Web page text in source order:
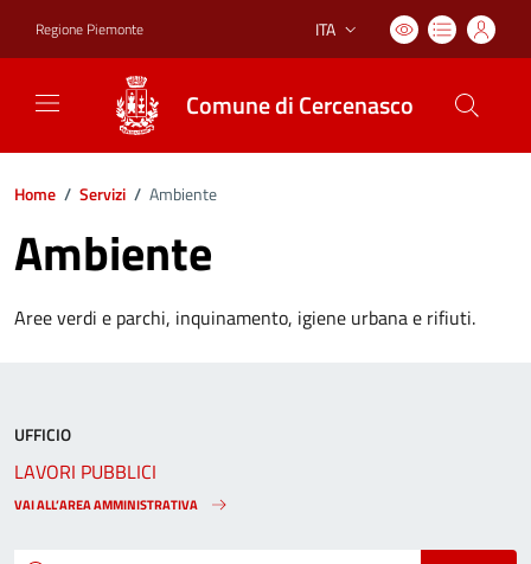
Regione Piemonte Lingua attiva:
ITA
Comune di Cercenasco
Home / Servizi / Ambiente
Ambiente
Aree verdi e parchi, inquinamento, igiene urbana e rifiuti.
UFFICIO
LAVORI PUBBLICI
VAI ALL’AREA AMMINISTRATIVA